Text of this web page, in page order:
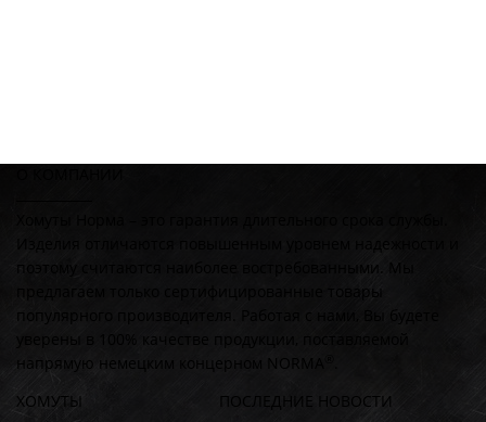
поэтому считаются наиболее востребованными. Мы
предлагаем только сертифицированные товары
популярного производителя. Работая с нами, Вы будете
уверены в 100% качестве продукции, поставляемой
напрямую немецким концерном NORMA
ХОМУТЫ
ПОСЛЕДНИЕ НОВОСТИ